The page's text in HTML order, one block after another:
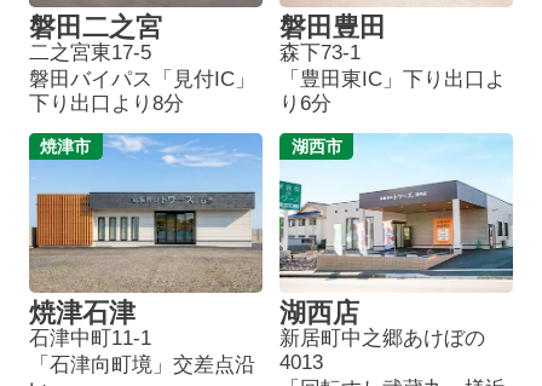
磐田二之宮
二之宮東17-5
磐田バイパス「見付IC」
下り出口より8分
磐田豊田
森下73-1
「豊田東IC」下り出口よ
り6分
焼津市
焼津石津
石津中町11-1
「石津向町境」交差点沿
湖西市
湖西店
新居町中之郷あけぼの
4013